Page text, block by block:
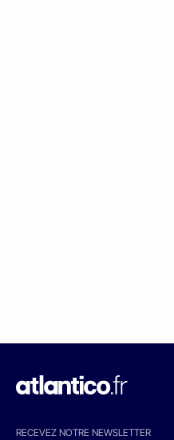
RECEVEZ NOTRE NEWSLETTER